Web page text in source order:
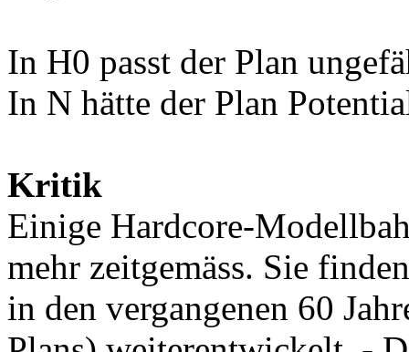
In H0 passt der Plan
In N hätte der Plan
Kritik
Einige Hardcore-
mehr zeitgemäss. Sie
in den vergangenen 60